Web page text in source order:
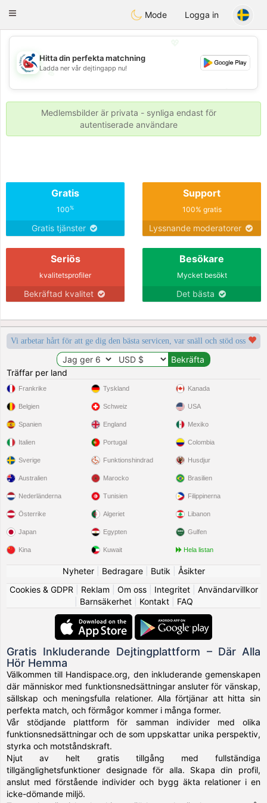
Handi Space
Toggle
Mode Logga in
💖
💕
💕
Hitta din perfekta matchning
Ladda ner vår dejtingapp nu!
Medlemsbilder är privata - synliga endast för
autentiserade användare
Gratis
100%
Gratis tjänster
Support
100% gratis
Lyssnande moderatorer
Seriös
kvalitetsprofiler
Bekräftad kvalitet
Besökare
Mycket besökt
Det bästa
Vi arbetar hårt för att ge dig den bästa servicen, var snäll och stöd oss
Träffar per land
Frankrike
Belgien
Spanien
Italien
Sverige
Tyskland
Schweiz
England
Portugal
Funktionshindrad
Kanada
USA
Mexiko
Colombia
Husdjur
Australien
Nederländerna
Österrike
Japan
Kina
Marocko
Tunisien
Algeriet
Egypten
Kuwait
Brasilien
Filippinerna
Libanon
Gulfen
Hela listan
Nyheter| Bedragare| Butik
Åsikter
Cookies & GDPR
Reklam Om oss| Integritet| Användarvillkor
Barnsäkerhet| Kontakt| FAQ
Gratis Inkluderande Dejtingplattform – Där Alla
Hör Hemma
Välkommen till Handispace.org, den inkluderande gemenskapen
där människor med funktionsnedsättningar ansluter för vänskap,
sällskap och meningsfulla relationer. Alla förtjänar att hitta sin
perfekta match, och förmågor kommer i många former.
Vår stödjande plattform för samman individer med olika
funktionsnedsättningar och de som uppskattar unika perspektiv,
styrka och motståndskraft.
Njut av helt gratis tillgång med fullständiga
tillgänglighetsfunktioner designade för alla. Skapa din profil,
anslut med förstående individer och bygg äkta relationer i en
icke-dömande miljö.